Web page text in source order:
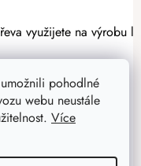
pohodlné
webu neustále
Více
využijete na